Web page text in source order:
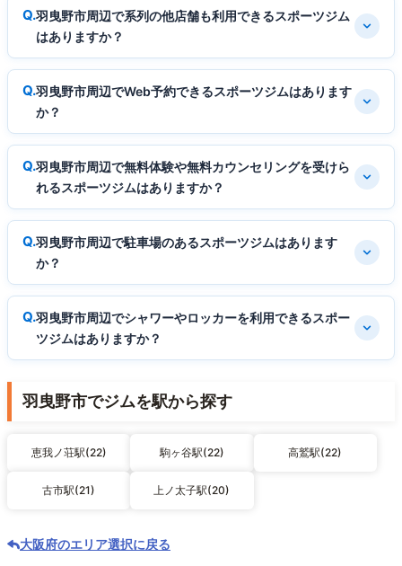
羽曳野市周辺で系列の他店舗も利用できるスポーツジム
はありますか？
羽曳野市周辺でWeb予約できるスポーツジムはあります
か？
羽曳野市周辺で無料体験や無料カウンセリングを受けら
れるスポーツジムはありますか？
羽曳野市周辺で駐車場のあるスポーツジムはあります
か？
羽曳野市周辺でシャワーやロッカーを利用できるスポー
ツジムはありますか？
羽曳野市でジムを駅から探す
恵我ノ荘駅(22) 駒ヶ谷駅(22) 高鷲駅(22)
古市駅(21) 上ノ太子駅(20)
大阪府のエリア選択に戻る